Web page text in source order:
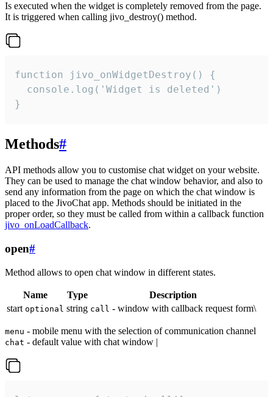
Is executed when the widget is completely removed from the page.
It is triggered when calling jivo_destroy() method.
function jivo_onWidgetDestroy() {
  console.log('Widget is deleted')
}
Methods#
API methods allow you to customise chat widget on your website.
They can be used to manage the chat window behavior, and also to
send any information from the page on which the chat window is
placed to the JivoChat app. Methods should be initiated in the
proper order, so they must be called from within a callback function
jivo_onLoadCallback.
open#
Method allows to open chat window in different states.
Name Type
Description
start optional string call - window with callback request form\
menu - mobile menu with the selection of communication channel
chat - default value with chat window |